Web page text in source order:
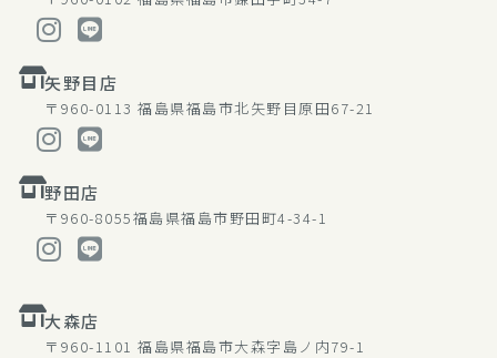
矢野目店
〒960-0113 福島県福島市北矢野目原田67-21
野田店
〒960-8055福島県福島市野田町4-34-1
大森店
〒960-1101 福島県福島市大森字島ノ内79-1